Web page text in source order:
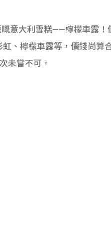
意大利雪糕——檸檬車露！
、檸檬車露等，價錢尚算
未嘗不可。